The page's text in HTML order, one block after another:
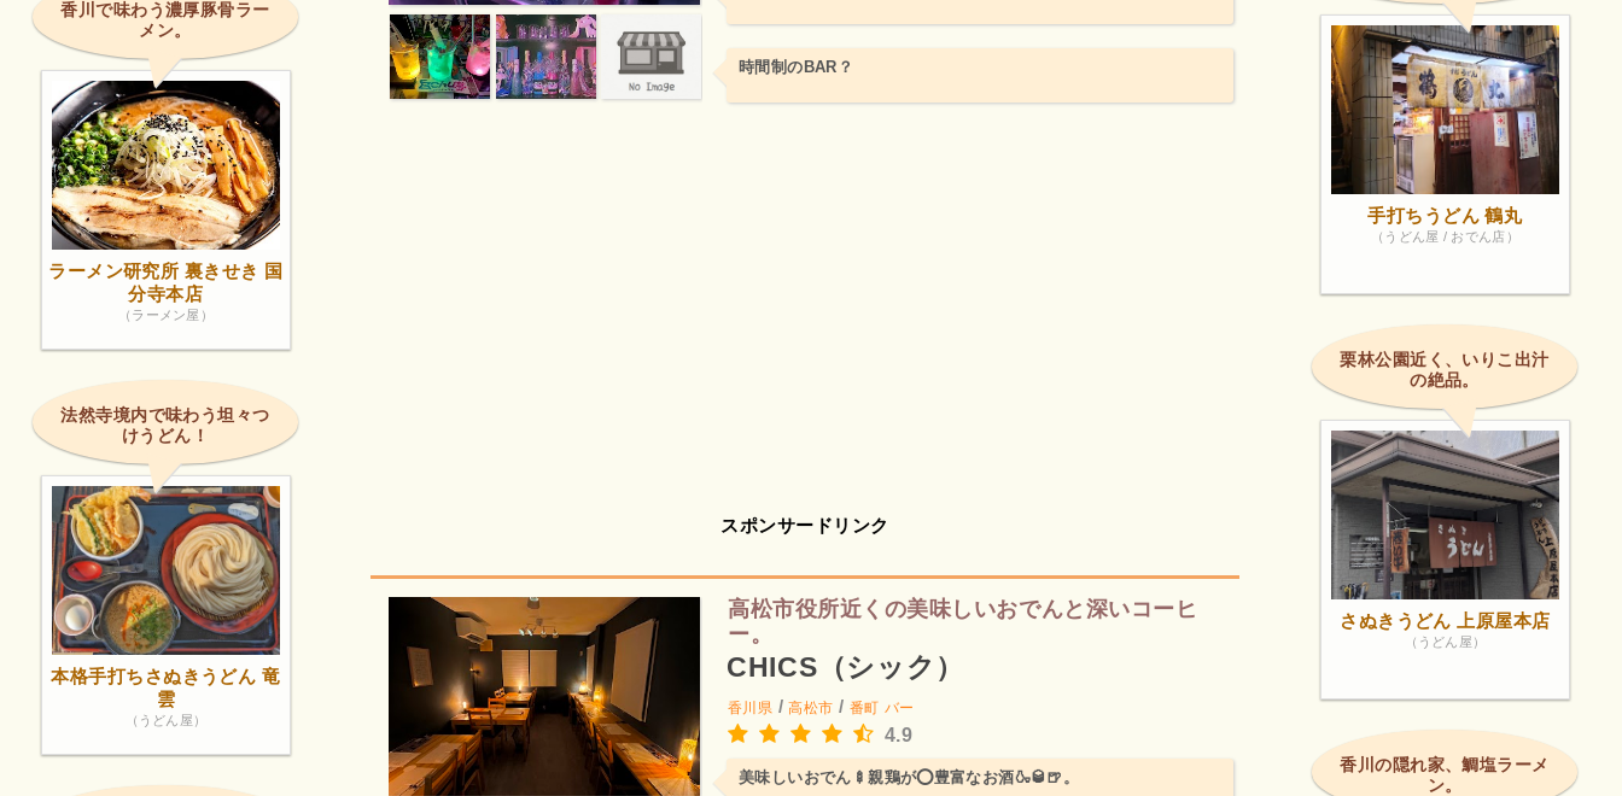
時間制のBAR？
スポンサードリンク
高松市役所近くの美味しいおでんと深いコーヒ
ー。
CHICS（シック）
香川県 /高松市 / 番町 バー
4.9
美味しいおでん🍢親鶏が⭕️豊富なお酒🍶🥃🍺。
香川で味わう濃厚豚骨ラー
メン。
ラーメン研究所 裏きせき 国
分寺本店
（ラーメン屋）
法然寺境内で味わう坦々つ
けうどん！
本格手打ちさぬきうどん 竜
雲
（うどん屋）
手打ちうどん 鶴丸
（うどん屋 / おでん店）
栗林公園近く、いりこ出汁
の絶品。
さぬきうどん 上原屋本店
（うどん屋）
香川の隠れ家、鯛塩ラーメ
ン。